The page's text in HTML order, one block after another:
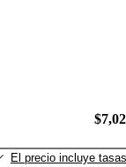
El precio incluye tasas